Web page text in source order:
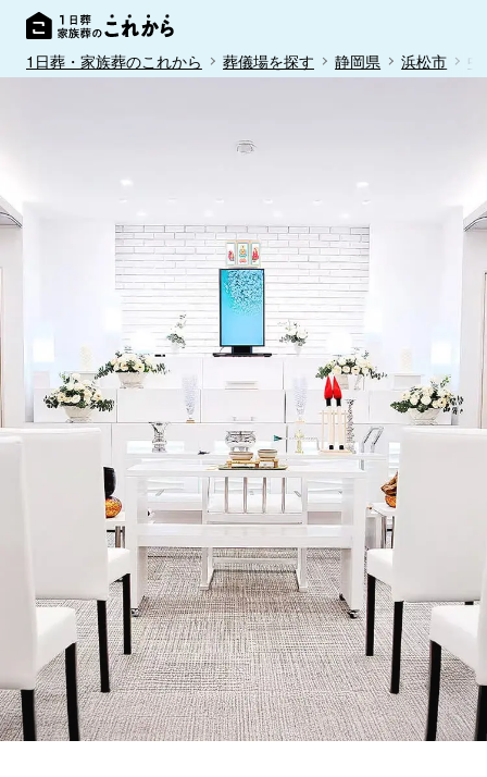
1日葬・家族葬のこれから 葬儀場を探す 静岡県 浜松市